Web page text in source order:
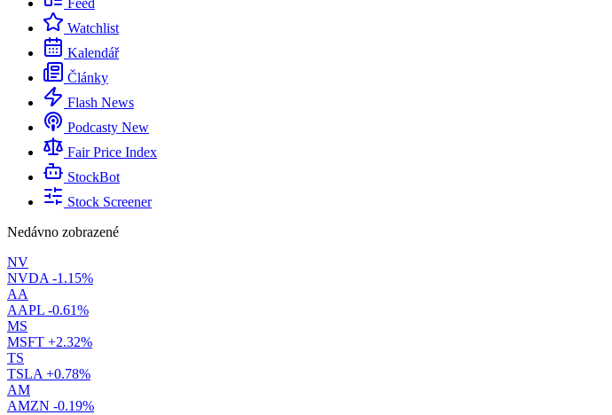
Feed
Watchlist
Kalendář
Články
Flash News
Podcasty New
Fair Price Index
StockBot
Stock Screener
Nedávno zobrazené
NV
NVDA -1.15%
AA
AAPL -0.61%
MS
MSFT +2.32%
TS
TSLA +0.78%
AM
AMZN -0.19%